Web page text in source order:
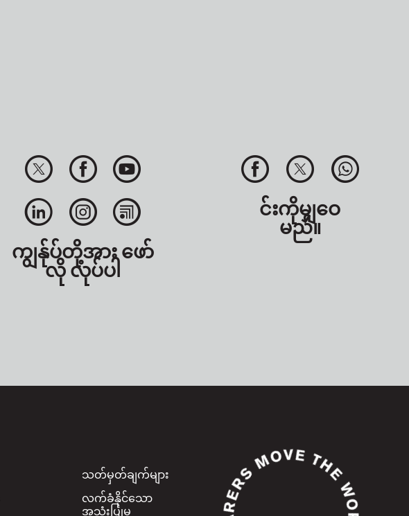
ကျွန်ုပ်တို့အား ဖော်
လို လုပ်ပါ
င်းကိုမျှဝေ
မည်။
သတ်မှတ်ချက်များ
လက်ခံနိုင်သော
အသုံးပြုမှု